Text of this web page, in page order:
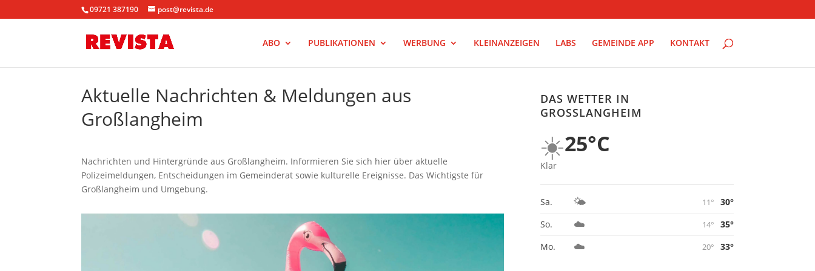
09721 387190 post@revista.de
ABO PUBLIKATIONEN WERBUNG KLEINANZEIGEN LABS GEMEINDE APP KONTAKT
Aktuelle Nachrichten & Meldungen aus
Großlangheim
Nachrichten und Hintergründe aus Großlangheim. Informieren Sie sich hier über aktuelle
Polizeimeldungen, Entscheidungen im Gemeinderat sowie kulturelle Ereignisse. Das Wichtigste für
Großlangheim und Umgebung.
DAS WETTER IN
GROSSLANGHEIM
☀️25°C
Klar
Sa. 🌤️ 11°
30°
So.
☁️ 14°
35°
Mo.
☁️ 20° 33°